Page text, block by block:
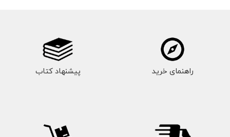
راهنمای خرید پیشنهاد کتاب